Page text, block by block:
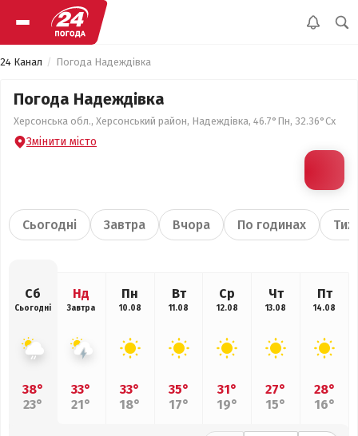
24 Канал Погода Надеждівка
Погода Надеждівка
Херсонська обл., Херсонський район, Надеждівка, 46.7°Пн, 32.36°Сх
Змінити місто
Сьогодні Завтра Вчора По годинах
Сб
Сьогодні
38°
23°
Нд
Завтра
33°
21°
Пн
10.08
33°
18°
Вт
11.08
35°
17°
Ср
12.08
31°
19°
Чт
13.08
27°
15°
Пт
14.08
28°
16°